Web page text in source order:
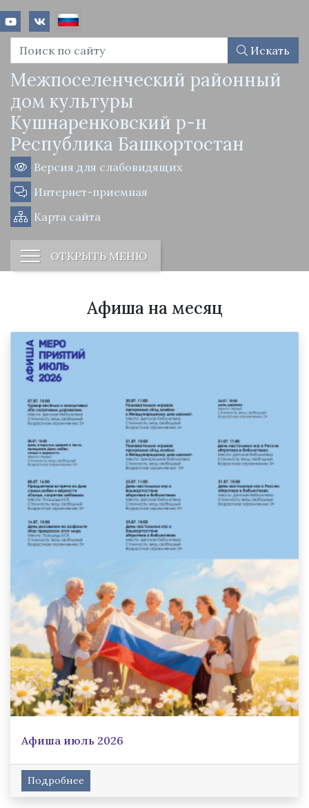
Искать
Межпоселенческий районный
дом культуры
Кушнаренковский р-н
Республика Башкортостан
Версия для слабовидящих
Интернет-приемная
Карта сайта
ОТКРЫТЬ МЕНЮ
Афиша на месяц
Афиша июль 2026
Подробнее